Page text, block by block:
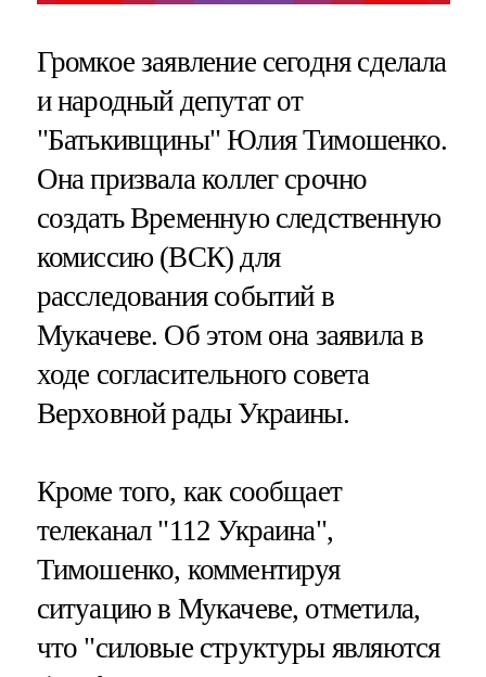
Громкое заявление сегодня сделала
и народный депутат от
"Батькивщины" Юлия Тимошенко.
Она призвала коллег срочно
создать Временную следственную
комиссию (ВСК) для
расследования событий в
Мукачеве. Об этом она заявила в
ходе согласительного совета
Верховной рады Украины.
Кроме того, как сообщает
телеканал "112 Украина",
Тимошенко, комментируя
ситуацию в Мукачеве, отметила,
что "силовые структуры являются